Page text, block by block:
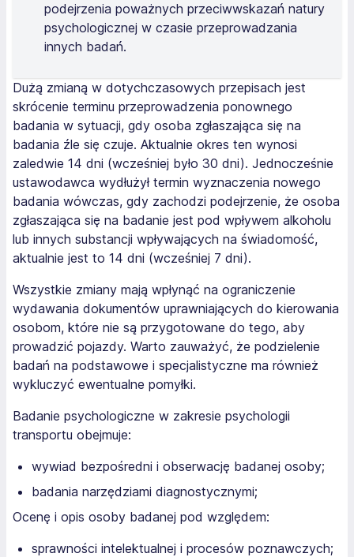
podejrzenia poważnych przeciwwskazań natury
psychologicznej w czasie przeprowadzania
innych badań.
Dużą zmianą w dotychczasowych przepisach jest
skrócenie terminu przeprowadzenia ponownego
badania w sytuacji, gdy osoba zgłaszająca się na
badania źle się czuje. Aktualnie okres ten wynosi
zaledwie 14 dni (wcześniej było 30 dni). Jednocześnie
ustawodawca wydłużył termin wyznaczenia nowego
badania wówczas, gdy zachodzi podejrzenie, że osoba
zgłaszająca się na badanie jest pod wpływem alkoholu
lub innych substancji wpływających na świadomość,
aktualnie jest to 14 dni (wcześniej 7 dni).
Wszystkie zmiany mają wpłynąć na ograniczenie
wydawania dokumentów uprawniających do kierowania
osobom, które nie są przygotowane do tego, aby
prowadzić pojazdy. Warto zauważyć, że podzielenie
badań na podstawowe i specjalistyczne ma również
wykluczyć ewentualne pomyłki.
Badanie psychologiczne w zakresie psychologii
transportu obejmuje:
wywiad bezpośredni i obserwację badanej osoby;
badania narzędziami diagnostycznymi;
Ocenę i opis osoby badanej pod względem:
sprawności intelektualnej i procesów poznawczych;